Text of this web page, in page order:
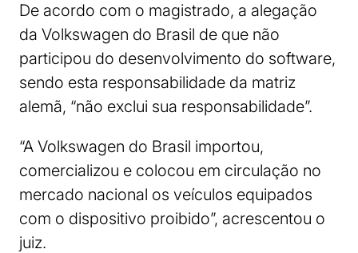
De acordo com o magistrado, a alegação
da Volkswagen do Brasil de que não
participou do desenvolvimento do software,
sendo esta responsabilidade da matriz
alemã, “não exclui sua responsabilidade”.
“A Volkswagen do Brasil importou,
comercializou e colocou em circulação no
mercado nacional os veículos equipados
com o dispositivo proibido”, acrescentou o
juiz.